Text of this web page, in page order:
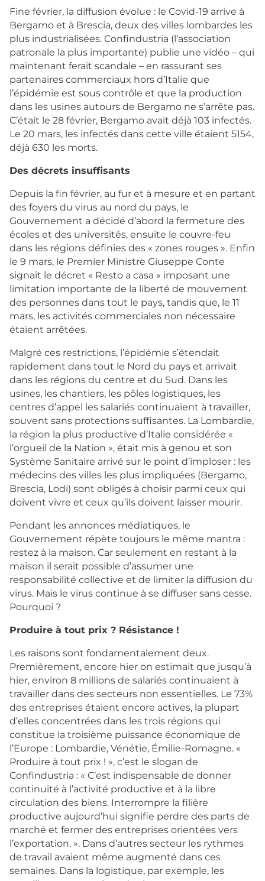
Fine février, la diffusion évolue : le Covid-19 arrive à
Bergamo et à Brescia, deux des villes lombardes les
plus industrialisées. Confindustria (l’association
patronale la plus importante) publie une vidéo – qui
maintenant ferait scandale – en rassurant ses
partenaires commerciaux hors d’Italie que
l’épidémie est sous contrôle et que la production
dans les usines autours de Bergamo ne s’arrête pas.
C’était le 28 février, Bergamo avait déjà 103 infectés.
Le 20 mars, les infectés dans cette ville étaient 5154,
déjà 630 les morts.
Des décrets insuffisants
Depuis la fin février, au fur et à mesure et en partant
des foyers du virus au nord du pays, le
Gouvernement a décidé d’abord la fermeture des
écoles et des universités, ensuite le couvre-feu
dans les régions définies des « zones rouges ». Enfin
le 9 mars, le Premier Ministre Giuseppe Conte
signait le décret « Resto a casa » imposant une
limitation importante de la liberté de mouvement
des personnes dans tout le pays, tandis que, le 11
mars, les activités commerciales non nécessaire
étaient arrêtées.
Malgré ces restrictions, l’épidémie s’étendait
rapidement dans tout le Nord du pays et arrivait
dans les régions du centre et du Sud. Dans les
usines, les chantiers, les pôles logistiques, les
centres d’appel les salariés continuaient à travailler,
souvent sans protections suffisantes. La Lombardie,
la région la plus productive d’Italie considérée «
l’orgueil de la Nation », était mis à genou et son
Système Sanitaire arrivé sur le point d’imploser : les
médecins des villes les plus impliquées (Bergamo,
Brescia, Lodi) sont obligés à choisir parmi ceux qui
doivent vivre et ceux qu’ils doivent laisser mourir.
Pendant les annonces médiatiques, le
Gouvernement répète toujours le même mantra :
restez à la maison. Car seulement en restant à la
maison il serait possible d’assumer une
responsabilité collective et de limiter la diffusion du
virus. Mais le virus continue à se diffuser sans cesse.
Pourquoi ?
Produire à tout prix ? Résistance !
Les raisons sont fondamentalement deux.
Premièrement, encore hier on estimait que jusqu’à
hier, environ 8 millions de salariés continuaient à
travailler dans des secteurs non essentielles. Le 73%
des entreprises étaient encore actives, la plupart
d’elles concentrées dans les trois régions qui
constitue la troisième puissance économique de
l’Europe : Lombardie, Vénétie, Émilie-Romagne. «
Produire à tout prix ! », c’est le slogan de
Confindustria : « C’est indispensable de donner
continuité à l’activité productive et à la libre
circulation des biens. Interrompre la filière
productive aujourd’hui signifie perdre des parts de
marché et fermer des entreprises orientées vers
l’exportation. ». Dans d’autres secteur les rythmes
de travail avaient même augmenté dans ces
semaines. Dans la logistique, par exemple, les